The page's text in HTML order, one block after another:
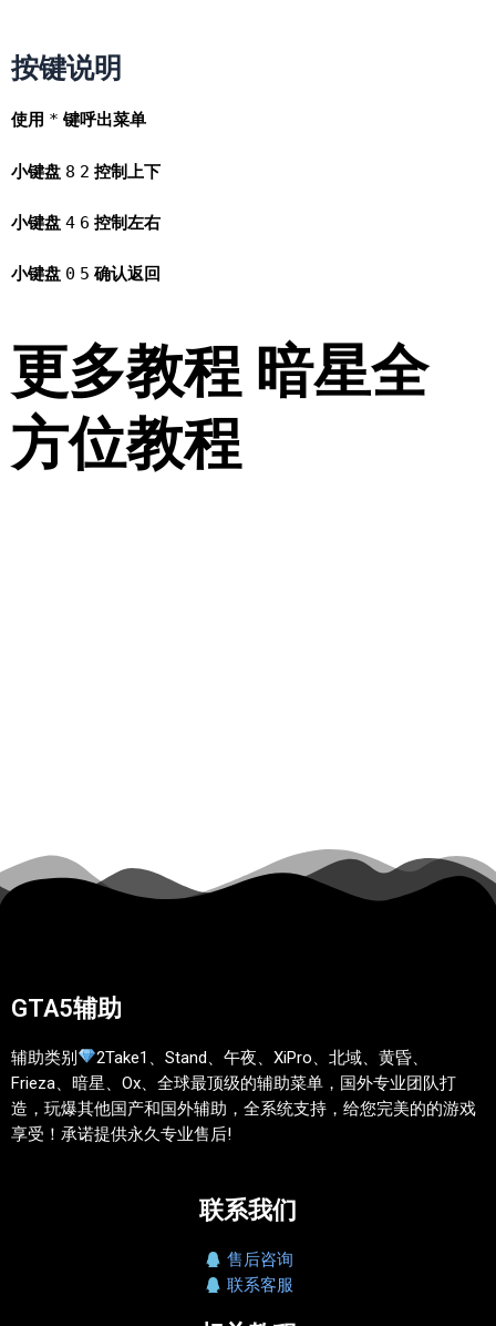
按键说明
使用 * 键呼出菜单
小键盘 8 2 控制上下
小键盘 4 6 控制左右
小键盘 0 5 确认返回
更多教程 暗星全
方位教程
GTA5辅助
辅助类别
2Take1、Stand、午夜、XiPro、北域、黄昏、
Frieza、暗星、Ox、全球最顶级的辅助菜单，国外专业团队打
造，玩爆其他国产和国外辅助，全系统支持，给您完美的的游戏
享受！承诺提供永久专业售后!
联系我们
售后咨询
联系客服